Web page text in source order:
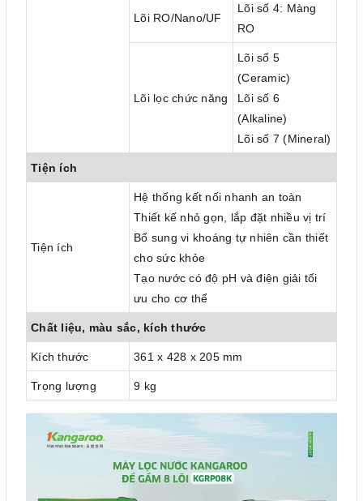
Lõi RO/Nano/UF
Lõi số 4: Màng
RO
Lõi lọc chức năng
Lõi số 5
(Ceramic)
Lõi số 6
(Alkaline)
Lõi số 7 (Mineral)
Tiện ích
Tiện ích
Hệ thống kết nối nhanh an toàn
Thiết kế nhỏ gọn, lắp đặt nhiều vị trí
Bổ sung vi khoáng tự nhiên cần thiết
cho sức khỏe
Tạo nước có độ pH và điện giải tối
ưu cho cơ thể
Chất liệu, màu sắc, kích thước
Kích thước 361 x 428 x 205 mm
Trọng lượng 9 kg